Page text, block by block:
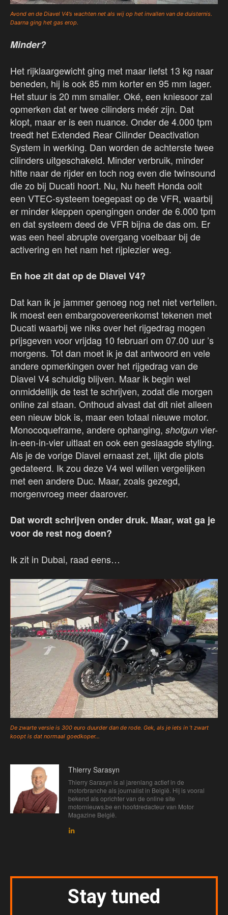
Avond en de Diavel V4’s wachten net als wij op het invallen van de duisternis.
Daarna ging het gas erop.
Minder?
Het rijklaargewicht ging met maar liefst 13 kg naar
beneden, hij is ook 85 mm korter en 95 mm lager.
Het stuur is 20 mm smaller. Oké, een kniesoor zal
opmerken dat er twee cilinders méér zijn. Dat
klopt, maar er is een nuance. Onder de 4.000 tpm
treedt het Extended Rear Cilinder Deactivation
System in werking. Dan worden de achterste twee
cilinders uitgeschakeld. Minder verbruik, minder
hitte naar de rijder en toch nog even die twinsound
die zo bij Ducati hoort. Nu, Nu heeft Honda ooit
een VTEC-systeem toegepast op de VFR, waarbij
er minder kleppen opengingen onder de 6.000 tpm
en dat systeem deed de VFR bijna de das om. Er
was een heel abrupte overgang voelbaar bij de
activering en het nam het rijplezier weg.
En hoe zit dat op de Diavel V4?
Dat kan ik je jammer genoeg nog net niet vertellen.
Ik moest een embargoovereenkomst tekenen met
Ducati waarbij we niks over het rijgedrag mogen
prijsgeven voor vrijdag 10 februari om 07.00 uur ’s
morgens. Tot dan moet ik je dat antwoord en vele
andere opmerkingen over het rijgedrag van de
Diavel V4 schuldig blijven. Maar ik begin wel
onmiddellijk de test te schrijven, zodat die morgen
online zal staan. Onthoud alvast dat dit niet alleen
een nieuw blok is, maar een totaal nieuwe motor.
Monocoqueframe, andere ophanging, shotgun vier-
in-een-in-vier uitlaat en ook een geslaagde styling.
Als je de vorige Diavel ernaast zet, lijkt die plots
gedateerd. Ik zou deze V4 wel willen vergelijken
met een andere Duc. Maar, zoals gezegd,
morgenvroeg meer daarover.
Dat wordt schrijven onder druk. Maar, wat ga je
voor de rest nog doen?
Ik zit in Dubai, raad eens…
De zwarte versie is 300 euro duurder dan de rode. Gek, als je iets in ’t zwart
koopt is dat normaal goedkoper…
Thierry Sarasyn
Thierry Sarasyn is al jarenlang actief in de
motorbranche als journalist in België. Hij is vooral
bekend als oprichter van de online site
motornieuws.be en hoofdredacteur van Motor
Magazine België.
Stay tuned